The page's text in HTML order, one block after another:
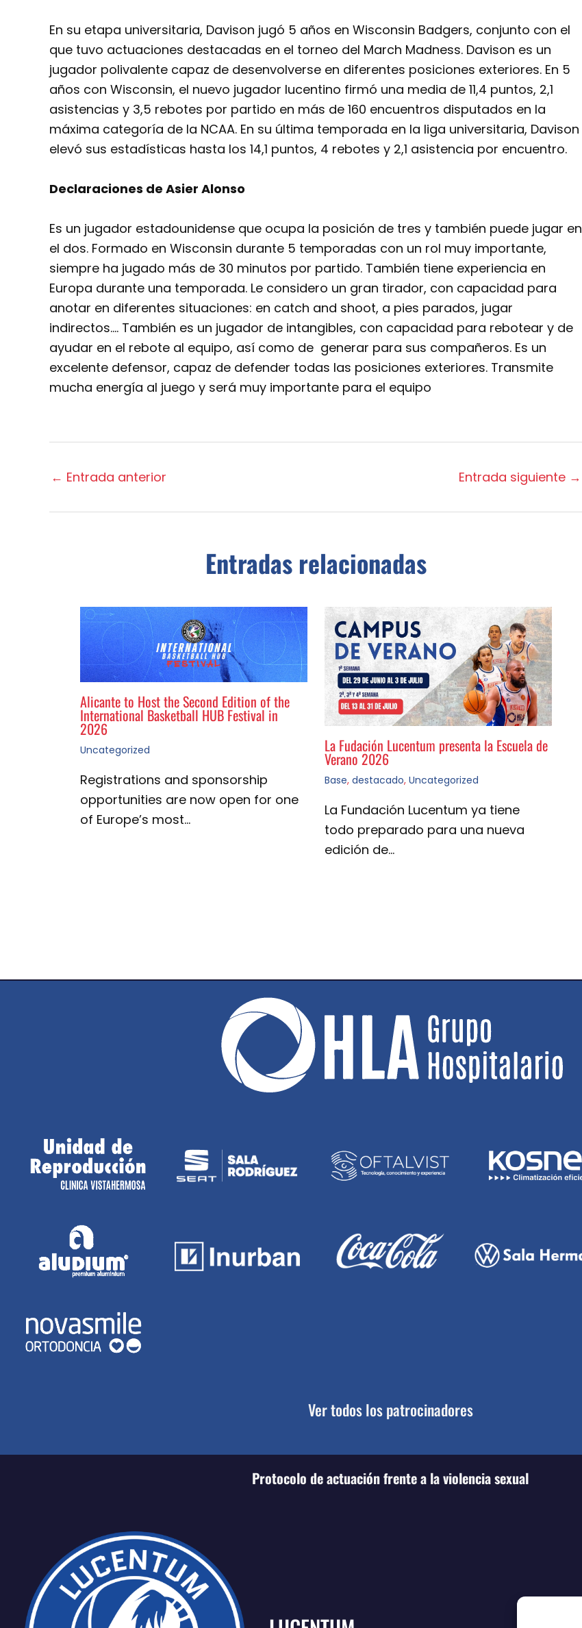
En su etapa universitaria, Davison jugó 5 años en Wisconsin Badgers, conjunto con el
que tuvo actuaciones destacadas en el torneo del March Madness. Davison es un
jugador polivalente capaz de desenvolverse en diferentes posiciones exteriores. En 5
años con Wisconsin, el nuevo jugador lucentino firmó una media de 11,4 puntos, 2,1
asistencias y 3,5 rebotes por partido en más de 160 encuentros disputados en la
máxima categoría de la NCAA. En su última temporada en la liga universitaria, Davison
elevó sus estadísticas hasta los 14,1 puntos, 4 rebotes y 2,1 asistencia por encuentro.
Declaraciones de Asier Alonso
Es un jugador estadounidense que ocupa la posición de tres y también puede jugar en
el dos. Formado en Wisconsin durante 5 temporadas con un rol muy importante,
siempre ha jugado más de 30 minutos por partido. También tiene experiencia en
Europa durante una temporada. Le considero un gran tirador, con capacidad para
anotar en diferentes situaciones: en catch and shoot, a pies parados, jugar
indirectos…. También es un jugador de intangibles, con capacidad para rebotear y de
ayudar en el rebote al equipo, así como de generar para sus compañeros. Es un
excelente defensor, capaz de defender todas las posiciones exteriores. Transmite
mucha energía al juego y será muy importante para el equipo
← Entrada anterior Entrada siguiente →
Entradas relacionadas
Alicante to Host the Second Edition of the
International Basketball HUB Festival in
2026
Uncategorized
Registrations and sponsorship
opportunities are now open for one
of Europe’s most…
La Fudación Lucentum presenta la Escuela de
Verano 2026
Base, destacado, Uncategorized
La Fundación Lucentum ya tiene
todo preparado para una nueva
edición de…
Ver todos los patrocinadores
Protocolo de actuación frente a la violencia sexual